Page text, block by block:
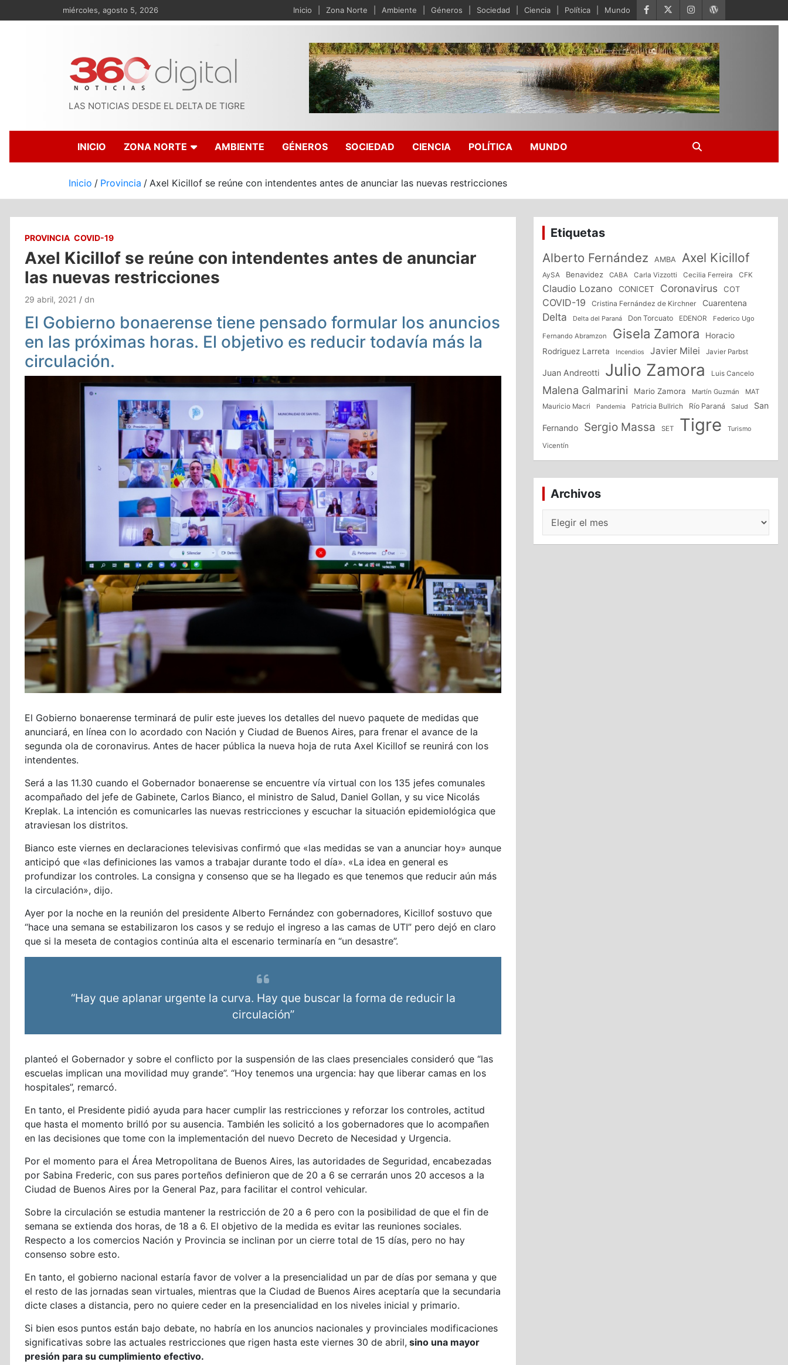
al
miércoles, agosto 5, 2026 Inicio Zona Norte Ambiente Géneros Sociedad Ciencia Política Mundo
LAS NOTICIAS DESDE EL DELTA DE TIGRE
INICIO ZONA NORTE AMBIENTE GÉNEROS SOCIEDAD CIENCIA POLÍTICA MUNDO
Inicio Provincia Axel Kicillof se reúne con intendentes antes de anunciar las nuevas restricciones
PROVINCIA COVID-19
Axel Kicillof se reúne con intendentes antes de anunciar
las nuevas restricciones
29 abril, 2021 dn
El Gobierno bonaerense tiene pensado formular los anuncios
en las próximas horas. El objetivo es reducir todavía más la
circulación.
El Gobierno bonaerense terminará de pulir este jueves los detalles del nuevo paquete de medidas que
anunciará, en línea con lo acordado con Nación y Ciudad de Buenos Aires, para frenar el avance de la
segunda ola de coronavirus. Antes de hacer pública la nueva hoja de ruta Axel Kicillof se reunirá con los
intendentes.
Será a las 11.30 cuando el Gobernador bonaerense se encuentre vía virtual con los 135 jefes comunales
acompañado del jefe de Gabinete, Carlos Bianco, el ministro de Salud, Daniel Gollan, y su vice Nicolás
Kreplak. La intención es comunicarles las nuevas restricciones y escuchar la situación epidemiológica que
atraviesan los distritos.
Bianco este viernes en declaraciones televisivas confirmó que «las medidas se van a anunciar hoy» aunque
anticipó que «las definiciones las vamos a trabajar durante todo el día». «La idea en general es
profundizar los controles. La consigna y consenso que se ha llegado es que tenemos que reducir aún más
la circulación», dijo.
Ayer por la noche en la reunión del presidente Alberto Fernández con gobernadores, Kicillof sostuvo que
“hace una semana se estabilizaron los casos y se redujo el ingreso a las camas de UTI” pero dejó en claro
que si la meseta de contagios continúa alta el escenario terminaría en “un desastre”.
“Hay que aplanar urgente la curva. Hay que buscar la forma de reducir la
circulación”
planteó el Gobernador y sobre el conflicto por la suspensión de las claes presenciales consideró que “las
escuelas implican una movilidad muy grande”. “Hoy tenemos una urgencia: hay que liberar camas en los
hospitales”, remarcó.
En tanto, el Presidente pidió ayuda para hacer cumplir las restricciones y reforzar los controles, actitud
que hasta el momento brilló por su ausencia. También les solicitó a los gobernadores que lo acompañen
en las decisiones que tome con la implementación del nuevo Decreto de Necesidad y Urgencia.
Por el momento para el Área Metropolitana de Buenos Aires, las autoridades de Seguridad, encabezadas
por Sabina Frederic, con sus pares porteños definieron que de 20 a 6 se cerrarán unos 20 accesos a la
Ciudad de Buenos Aires por la General Paz, para facilitar el control vehicular.
Sobre la circulación se estudia mantener la restricción de 20 a 6 pero con la posibilidad de que el fin de
semana se extienda dos horas, de 18 a 6. El objetivo de la medida es evitar las reuniones sociales.
Respecto a los comercios Nación y Provincia se inclinan por un cierre total de 15 días, pero no hay
consenso sobre esto.
En tanto, el gobierno nacional estaría favor de volver a la presencialidad un par de días por semana y que
el resto de las jornadas sean virtuales, mientras que la Ciudad de Buenos Aires aceptaría que la secundaria
dicte clases a distancia, pero no quiere ceder en la presencialidad en los niveles inicial y primario.
Si bien esos puntos están bajo debate, no habría en los anuncios nacionales y provinciales modificaciones
significativas sobre las actuales restricciones que rigen hasta este viernes 30 de abril, sino una mayor
presión para su cumplimiento efectivo.
Etiquetas
Alberto Fernández AMBA Axel Kicillof
AySA Benavidez CABA Carla Vizzotti Cecilia Ferreira CFK
Claudio Lozano CONICET Coronavirus COT
COVID-19 Cristina Fernández de Kirchner Cuarentena
Delta Delta del Paraná Don Torcuato EDENOR Federico Ugo
Fernando Abramzon Gisela Zamora
Horacio
Rodriguez Larreta
Incendios Javier Milei Javier Parbst
Juan Andreotti Julio Zamora Luis Cancelo
Malena Galmarini Mario Zamora Martín Guzmán
MAT
Mauricio Macri
Pandemia Patricia Bullrich Río Paraná Salud San
Fernando Sergio Massa SET Tigre Turismo
Vicentín
Archivos
Archivos